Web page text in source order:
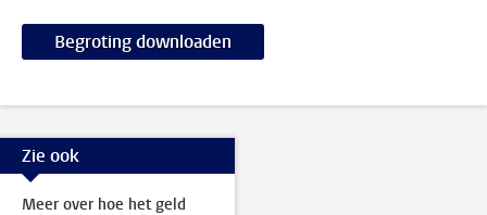
Begroting downloaden
Zie ook
Meer over hoe het geld